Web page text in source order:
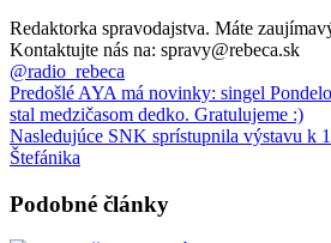
Redaktorka spravodajstva. Máte
Kontaktujte nás na: spravy@rebeca.sk
@radio_rebeca
Predošlé AYA má novinky: singel
stal medzičasom dedko. Gratulujeme :)
Nasledujúce SNK sprístupnila výstavu k
Štefánika
Podobné články